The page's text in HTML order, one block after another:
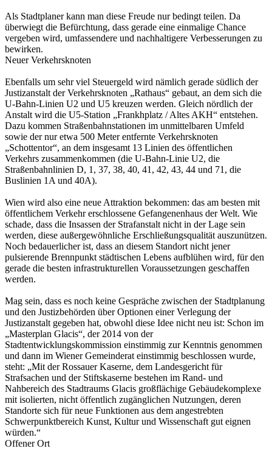
Als Stadtplaner kann man diese Freude nur bedingt teilen. Da
überwiegt die Befürchtung, dass gerade eine einmalige Chance
vergeben wird, umfassendere und nachhaltigere Verbesserungen zu
bewirken.
Neuer Verkehrsknoten
Ebenfalls um sehr viel Steuergeld wird nämlich gerade südlich der
Justizanstalt der Verkehrsknoten „Rathaus“ gebaut, an dem sich die
U-Bahn-Linien U2 und U5 kreuzen werden. Gleich nördlich der
Anstalt wird die U5-Station „Frankhplatz / Altes AKH“ entstehen.
Dazu kommen Straßenbahnstationen im unmittelbaren Umfeld
sowie der nur etwa 500 Meter entfernte Verkehrsknoten
„Schottentor“, an dem insgesamt 13 Linien des öffentlichen
Verkehrs zusammenkommen (die U-Bahn-Linie U2, die
Straßenbahnlinien D, 1, 37, 38, 40, 41, 42, 43, 44 und 71, die
Buslinien 1A und 40A).
Wien wird also eine neue Attraktion bekommen: das am besten mit
öffentlichem Verkehr erschlossene Gefangenenhaus der Welt. Wie
schade, dass die Insassen der Strafanstalt nicht in der Lage sein
werden, diese außergewöhnliche Erschließungsqualität auszunützen.
Noch bedauerlicher ist, dass an diesem Standort nicht jener
pulsierende Brennpunkt städtischen Lebens aufblühen wird, für den
gerade die besten infrastrukturellen Voraussetzungen geschaffen
werden.
Mag sein, dass es noch keine Gespräche zwischen der Stadtplanung
und den Justizbehörden über Optionen einer Verlegung der
Justizanstalt gegeben hat, obwohl diese Idee nicht neu ist: Schon im
„Masterplan Glacis“, der 2014 von der
Stadtentwicklungskommission einstimmig zur Kenntnis genommen
und dann im Wiener Gemeinderat einstimmig beschlossen wurde,
steht: „Mit der Rossauer Kaserne, dem Landesgericht für
Strafsachen und der Stiftskaserne bestehen im Rand- und
Nahbereich des Stadtraums Glacis großflächige Gebäudekomplexe
mit isolierten, nicht öffentlich zugänglichen Nutzungen, deren
Standorte sich für neue Funktionen aus dem angestrebten
Schwerpunktbereich Kunst, Kultur und Wissenschaft gut eignen
würden.“
Offener Ort